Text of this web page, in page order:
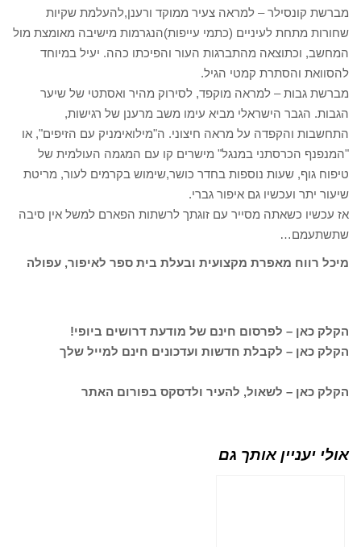
מברשת קונסילר – למראה צעיר ממוקד ורענן,להעלמת שקיות
שחורות מתחת לעיניים (כתמי עייפות)הנגרמות מישיבה מאומצת מול
המחשב, וכתוצאה מהתברגות העור והפיכתו כהה. יעיל במיוחד
להסוואת והסתרת קמטי הגיל.
מברשת גבות – למראה מוקפד, לסירוק מהיר ואסתטי של שיער
הגבות. הגבר הישראלי מביא עימו משב מרענן של רגישות,
התחשבות והקפדה על מראה חיצוני. ה"מילואימניק עם הזיפים", או
"המנפנף הכרסתני במנגל" מישרים קו עם המגמה העולמית של
טיפוח גוף, שעות נוספות בחדר כושר,שימוש בקרמים לעור, מריטת
שיעור יתר ועכשיו גם איפור גברי.
אז עכשיו כשאתה מסייר עם זוגתך לרשתות הפארם למשל אין סיבה
שתשתעמם…
מיכל רווח מאפרת מקצועית ובעלת בית ספר לאיפור, עפולה
הקלק כאן – לפרסום חינם של מודעת דרושים ביופי!
הקלק כאן – לקבלת חדשות ועדכונים חינם למייל שלך
הקלק כאן – לשאול, להעיר ולדסקס בפורום האתר
אולי יעניין אותך גם